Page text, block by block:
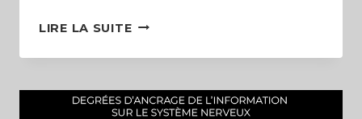
LIRE LA SUITERÉALISER
VISION
HABITUDES